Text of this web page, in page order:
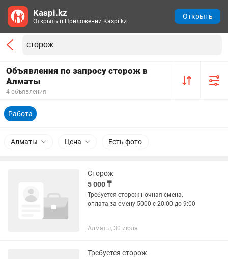
Объявления по запросу сторож в
Алматы
4 объявления
Работа
Алматы Цена Есть фото
Сторож
5 000 ₸
Требуется сторож ночная смена,
оплата за смену 5000 с 20:00 до 9:00
Алматы, 30 июля
Требуется сторож
Kaspi.kz
Открыть в Приложении Kaspi.kz
Открыть